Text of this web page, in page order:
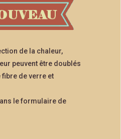
de la chaleur,
peuvent être doublés
de verre et
le formulaire de